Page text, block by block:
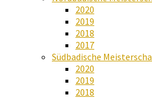
2020
2019
2018
2017
Südbadische
2020
2019
2018